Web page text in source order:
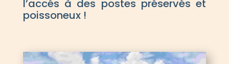
l’accés à des postes préservés et
poissoneux !